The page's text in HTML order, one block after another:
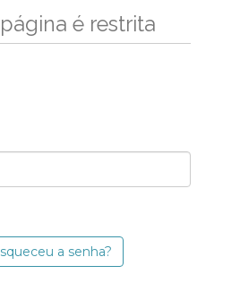
é restrita
a senha?